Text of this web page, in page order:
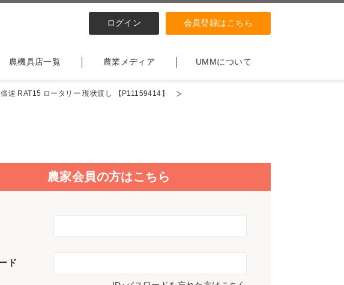
ログイン 会員登録はこちら
農機具店一覧 農業メディア UMMについて
RAT15 ロータリー 現状渡し 【P11159414】
農家会員の方はこちら
ド